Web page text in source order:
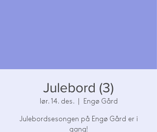
Julebord (3)
lør. 14. des.
  |
Engø Gård
Julebordsesongen på Engø Gård er i